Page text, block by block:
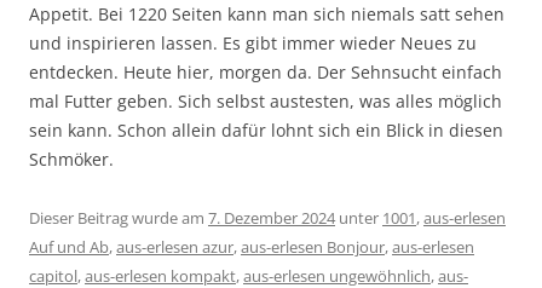
Appetit. Bei 1220 Seiten kann man sich niemals satt sehen
und inspirieren lassen. Es gibt immer wieder Neues zu
entdecken. Heute hier, morgen da. Der Sehnsucht einfach
mal Futter geben. Sich selbst austesten, was alles möglich
sein kann. Schon allein dafür lohnt sich ein Blick in diesen
Schmöker.
Dieser Beitrag wurde am 7. Dezember 2024unter 1001,aus-erlesen
Auf und Ab,aus-erlesen azur,aus-erlesen Bonjour,aus-erlesen
capitol,aus-erlesen kompakt,aus-erlesen ungewöhnlich,aus-